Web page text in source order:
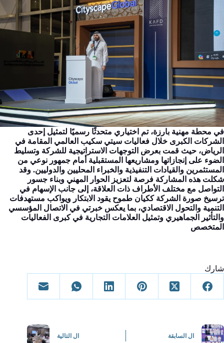
في محطة مهنية بارزة، تم اختياري متحدثًا رسميًا لتمثيل إحدى
الشركات الكبرى خلال فعاليات سيتي سكيب العالمي المقامة في
الرياض، حيث قمت بعرض التوجهات الاستراتيجية للشركة وتسليط
الضوء على إنجازاتها ومشاريعها المستقبلية أمام جمهور نوعي من
المستثمرين والقيادات التنفيذية والخبراء المحليين والدوليين. وقد
شكلت هذه المشاركة فرصة لتعزيز الحوار المهني وبناء جسور
التواصل مع مختلف الأطراف ذات العلاقة، إلى جانب الإسهام في
ترسيخ صورة الشركة ككيان طموح يقود الابتكار ويواكب مستهدفات
التنمية والتحول الاقتصادي، بما يعكس خبرتي في الاتصال المؤسسي
والتأثير الجماهيري وتمثيل العلامات التجارية في كبرى الفعاليات
المتخصص
شارك
ال السابقة ال التالية